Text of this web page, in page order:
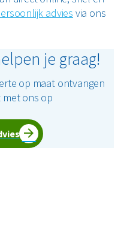
advies via ons
je graag!
op maat ontvangen
ons op